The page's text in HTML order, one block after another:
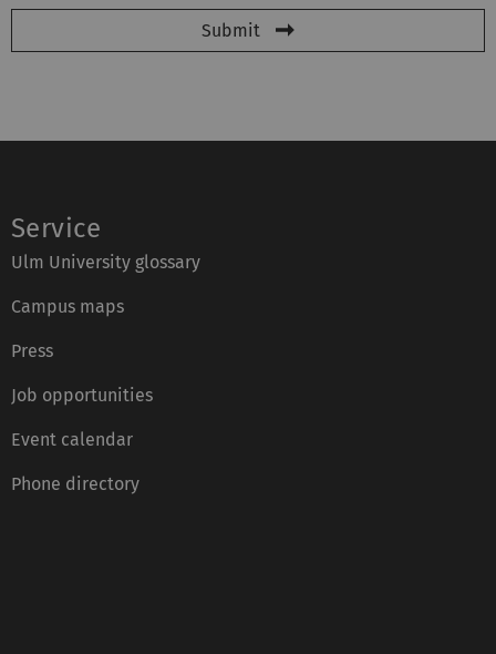
Submit
Service
Ulm University glossary
Campus maps
Press
Job opportunities
Event calendar
Phone directory